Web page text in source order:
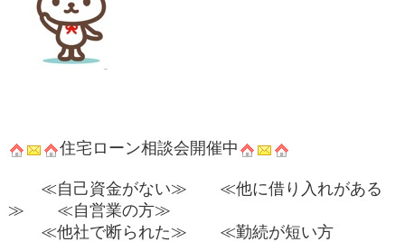
住宅ローン相談会開催中
≪自己資金がない≫ ≪他に借り入れがある
≫ ≪自営業の方≫
≪他社で断られた≫ ≪勤続が短い方